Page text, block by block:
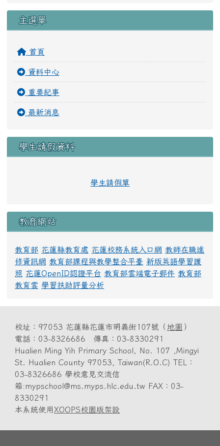
主選單
首頁
資料中心
重要紀事
最新消息
學生請假資料
學生請假單
教育網站
教育部 花蓮縣教育處 花蓮校務系統入口網 教師在職進
修資訊網 教育部課程與教學整合平臺 新版英語學習護
照 花蓮OpenID認證平台 教育部雲端電子郵件 教育部
教育雲 學習扶助評量分析
校址：97053 花蓮縣花蓮市明義街107號（ 地圖 ）
電話：03-8326686 傳真：03-8330291
Hualien Ming Yih Primary School, No. 107 ,Mingyi
St. Hualien County 97053, Taiwan(R.O.C) TEL：
03-8326686 學校意見交流信
箱:mypschool@ms.myps.hlc.edu.tw FAX：03-
8330291
本系統使用 XOOPS校園版架設